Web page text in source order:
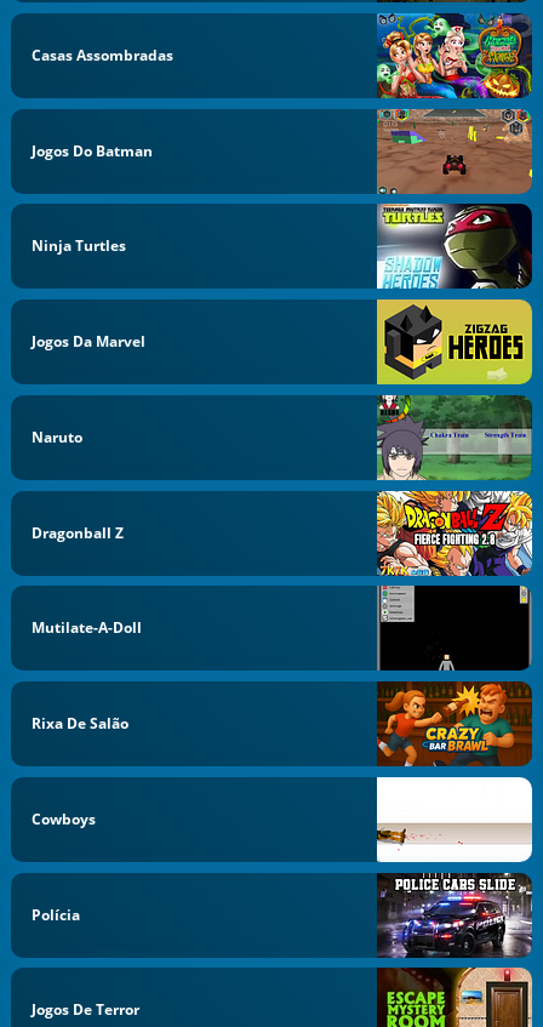
Casas Assombradas
Jogos Do Batman
Ninja Turtles
Jogos Da Marvel
Naruto
Dragonball Z
Mutilate-A-Doll
Rixa De Salão
Cowboys
Polícia
Jogos De Terror